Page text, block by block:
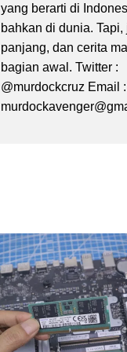
yang berarti di
bahkan di dunia.
panjang, dan cerita
bagian awal. Twitter :
@murdockcruz Email :